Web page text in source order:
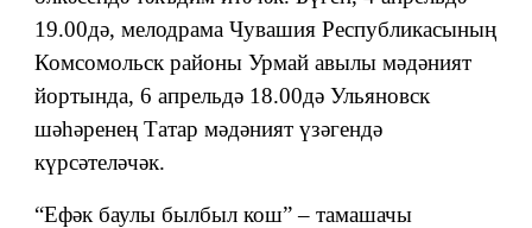
19.00дә, мелодрама Чувашия Республикасының
Комсомольск районы Урмай авылы мәдәният
йортында, 6 апрельдә 18.00дә Ульяновск
шәһәренең Татар мәдәният үзәгендә
күрсәтеләчәк.
“Ефәк баулы былбыл кош” – тамашачы